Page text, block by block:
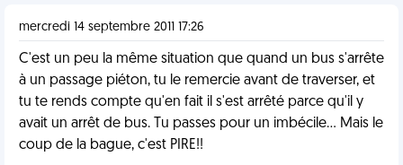
mercredi 14 septembre 2011 17:26
C'est un peu la même situation que quand un bus s'arrête
à un passage piéton, tu le remercie avant de traverser, et
tu te rends compte qu'en fait il s'est arrêté parce qu'il y
avait un arrêt de bus. Tu passes pour un imbécile... Mais le
coup de la bague, c'est PIRE!!